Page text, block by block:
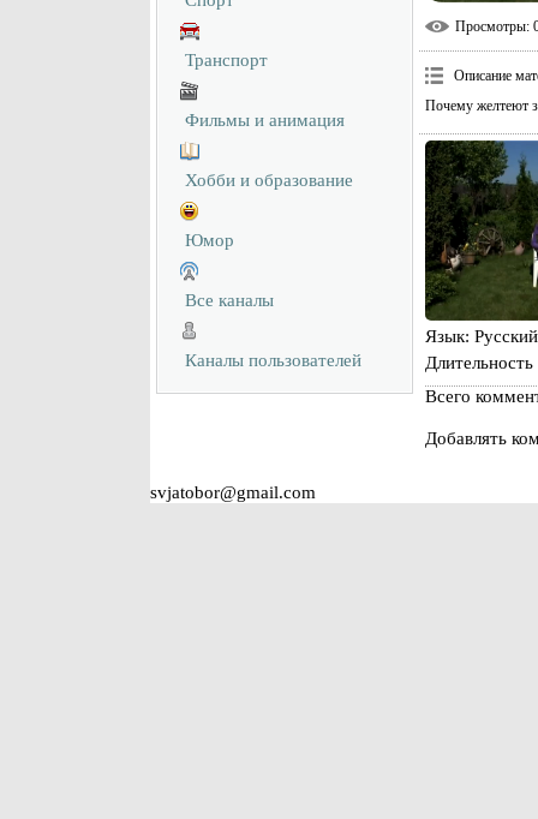
Транспорт
Фильмы и анимация
Хобби и образование
Юмор
Все каналы
Каналы пользователей
Просмотры:
Описание
Почему желтеют
Язык: Русский
Всего
Добавлять
svjatobor@gmail.com